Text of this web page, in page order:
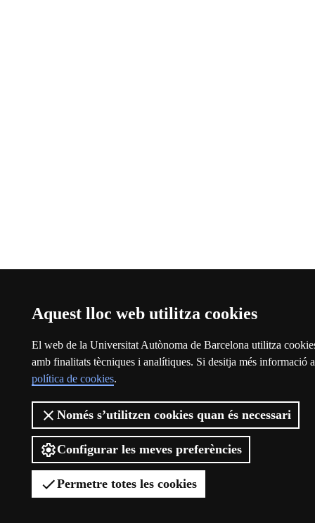
Aquest lloc web utilitza cookies
El web de la Universitat Autònoma de Barcelona utilitza
amb finalitats tècniques i analítiques. Si desitja més informació
política de cookies.
Només s’utilitzen cookies quan és necessari
Configurar les meves preferències
Permetre totes les cookies